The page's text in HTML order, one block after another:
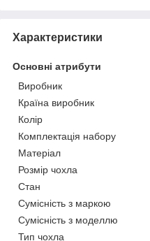
Характеристики
Основні атрибути
Виробник
Країна виробник
Колір
Комплектація набору
Матеріал
Розмір чохла
Стан
Сумісність з маркою
Сумісність з моделлю
Тип чохла